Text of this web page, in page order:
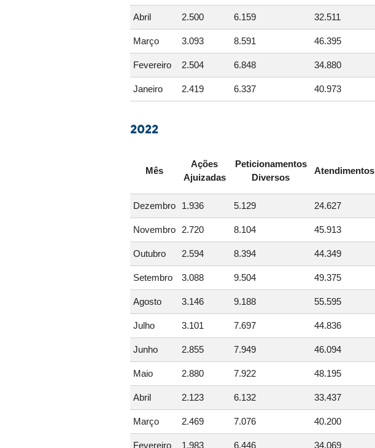
Abril 2.500 6.159 32.511
Março 3.093 8.591 46.395
Fevereiro 2.504 6.848 34.880
Janeiro 2.419 6.337 40.973
2022
Mês
Ações
Ajuizadas
Peticionamentos
Diversos
Atendimentos
Dezembro 1.936 5.129 24.627
Novembro 2.720 8.104 45.913
Outubro 2.594 8.394 44.349
Setembro 3.088 9.504 49.375
Agosto 3.146 9.188 55.595
Julho 3.101 7.697 44.836
Junho 2.855 7.949 46.094
Maio 2.880 7.922 48.195
Abril 2.123 6.132 33.437
Março 2.469 7.076 40.200
Fevereiro 1.983 6.446 34.069